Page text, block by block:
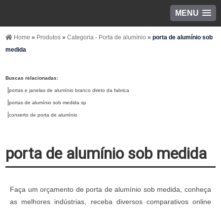
MENU
Home » Produtos»Categoria - Porta de alumínio»porta de alumínio sob
medida
Buscas relacionadas:
portas e janelas de alumínio branco direto da fabrica
portas de alumínio sob medida sp
conserto de porta de alumínio
porta de alumínio sob medida
Faça um orçamento de porta de alumínio sob medida, conheça
as melhores indústrias, receba diversos comparativos online